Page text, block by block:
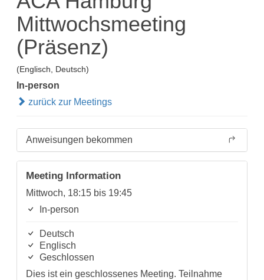
Mittwochsmeeting
(Präsenz)
(Englisch, Deutsch)
In-person
zurück zur Meetings
Anweisungen bekommen
Meeting Information
Mittwoch, 18:15 bis 19:45
In-person
Deutsch
Englisch
Geschlossen
Dies ist ein geschlossenes Meeting. Teilnahme